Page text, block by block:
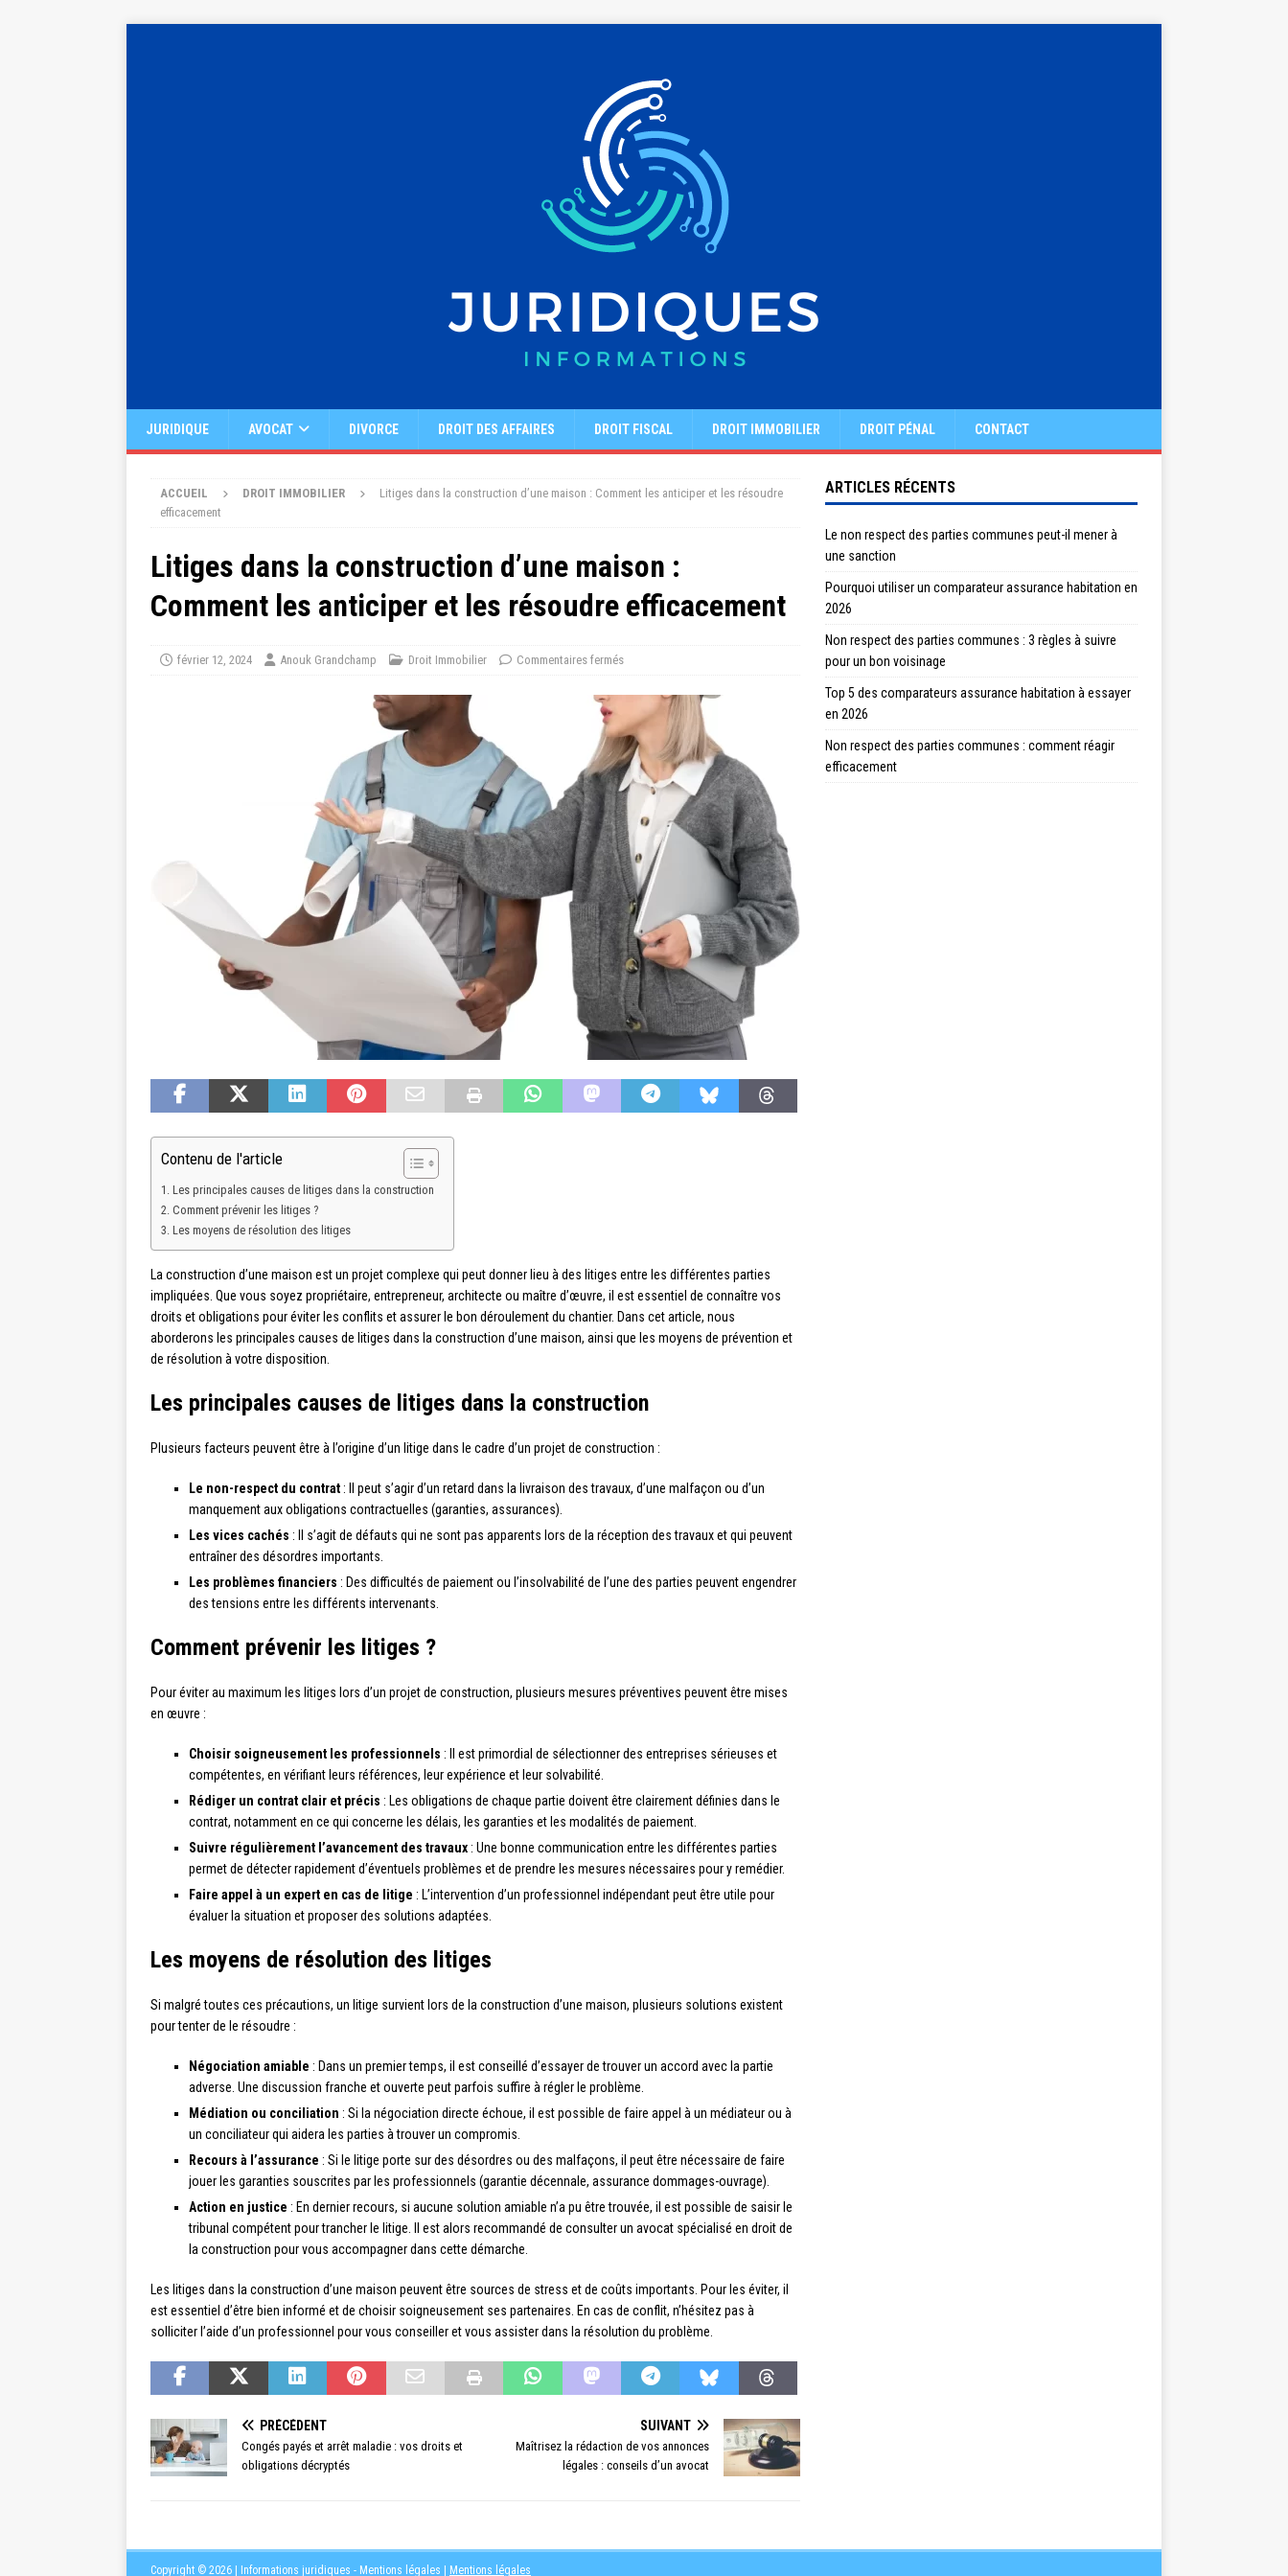
JURIDIQUE AVOCAT DIVORCE DROIT DES AFFAIRES DROIT FISCAL DROIT IMMOBILIER DROIT PÉNAL CONTACT
ACCUEIL DROIT IMMOBILIER
Litiges dans la construction d’une maison : Comment les anticiper et les résoudre
efficacement
Litiges dans la construction d’une maison :
Comment les anticiper et les résoudre efficacement
février 12, 2024 Anouk Grandchamp Droit Immobilier Commentaires fermés
Contenu de l'article
Les principales causes de litiges dans la construction
Comment prévenir les litiges ?
Les moyens de résolution des litiges
La construction d’une maison est un projet complexe qui peut donner lieu à des litiges entre les différentes parties
impliquées. Que vous soyez propriétaire, entrepreneur, architecte ou maître d’œuvre, il est essentiel de connaître vos
droits et obligations pour éviter les conflits et assurer le bon déroulement du chantier. Dans cet article, nous
aborderons les principales causes de litiges dans la construction d’une maison, ainsi que les moyens de prévention et
de résolution à votre disposition.
Les principales causes de litiges dans la construction
Plusieurs facteurs peuvent être à l’origine d’un litige dans le cadre d’un projet de construction :
Le non-respect du contrat : Il peut s’agir d’un retard dans la livraison des travaux, d’une malfaçon ou d’un
manquement aux obligations contractuelles (garanties, assurances).
Les vices cachés : Il s’agit de défauts qui ne sont pas apparents lors de la réception des travaux et qui peuvent
entraîner des désordres importants.
Les problèmes financiers : Des difficultés de paiement ou l’insolvabilité de l’une des parties peuvent engendrer
des tensions entre les différents intervenants.
Comment prévenir les litiges ?
Pour éviter au maximum les litiges lors d’un projet de construction, plusieurs mesures préventives peuvent être mises
en œuvre :
Choisir soigneusement les professionnels : Il est primordial de sélectionner des entreprises sérieuses et
compétentes, en vérifiant leurs références, leur expérience et leur solvabilité.
Rédiger un contrat clair et précis : Les obligations de chaque partie doivent être clairement définies dans le
contrat, notamment en ce qui concerne les délais, les garanties et les modalités de paiement.
Suivre régulièrement l’avancement des travaux : Une bonne communication entre les différentes parties
permet de détecter rapidement d’éventuels problèmes et de prendre les mesures nécessaires pour y remédier.
Faire appel à un expert en cas de litige : L’intervention d’un professionnel indépendant peut être utile pour
évaluer la situation et proposer des solutions adaptées.
Les moyens de résolution des litiges
Si malgré toutes ces précautions, un litige survient lors de la construction d’une maison, plusieurs solutions existent
pour tenter de le résoudre :
Négociation amiable : Dans un premier temps, il est conseillé d’essayer de trouver un accord avec la partie
adverse. Une discussion franche et ouverte peut parfois suffire à régler le problème.
Médiation ou conciliation : Si la négociation directe échoue, il est possible de faire appel à un médiateur ou à
un conciliateur qui aidera les parties à trouver un compromis.
Recours à l’assurance : Si le litige porte sur des désordres ou des malfaçons, il peut être nécessaire de faire
jouer les garanties souscrites par les professionnels (garantie décennale, assurance dommages-ouvrage).
Action en justice : En dernier recours, si aucune solution amiable n’a pu être trouvée, il est possible de saisir le
tribunal compétent pour trancher le litige. Il est alors recommandé de consulter un avocat spécialisé en droit de
la construction pour vous accompagner dans cette démarche.
Les litiges dans la construction d’une maison peuvent être sources de stress et de coûts importants. Pour les éviter, il
est essentiel d’être bien informé et de choisir soigneusement ses partenaires. En cas de conflit, n’hésitez pas à
solliciter l’aide d’un professionnel pour vous conseiller et vous assister dans la résolution du problème.
PRÉCÉDENT
Congés payés et arrêt maladie : vos droits et
obligations décryptés
SUIVANT
Maîtrisez la rédaction de vos annonces
légales : conseils d’un avocat
ARTICLES RÉCENTS
Le non respect des parties communes peut-il mener à
une sanction
Pourquoi utiliser un comparateur assurance habitation en
2026
Non respect des parties communes : 3 règles à suivre
pour un bon voisinage
Top 5 des comparateurs assurance habitation à essayer
en 2026
Non respect des parties communes : comment réagir
efficacement
Copyright © 2026 | Informations juridiques - Mentions légales Mentions légales